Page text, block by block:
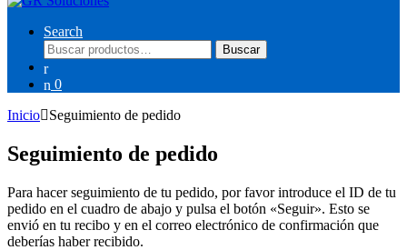
Search
Buscar
por:
Buscar
0
Inicio Seguimiento de pedido
Seguimiento de pedido
Para hacer seguimiento de tu pedido, por favor introduce el ID de tu
pedido en el cuadro de abajo y pulsa el botón «Seguir». Esto se
envió en tu recibo y en el correo electrónico de confirmación que
deberías haber recibido.